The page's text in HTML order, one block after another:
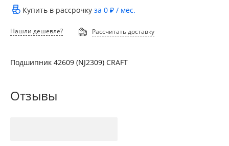
Купить в рассрочку за 0 ₽ / мес.
Нашли дешевле? Рассчитать доставку
Подшипник 42609 (NJ2309) CRAFT
Отзывы